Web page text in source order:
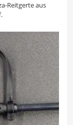
Reitgerte aus